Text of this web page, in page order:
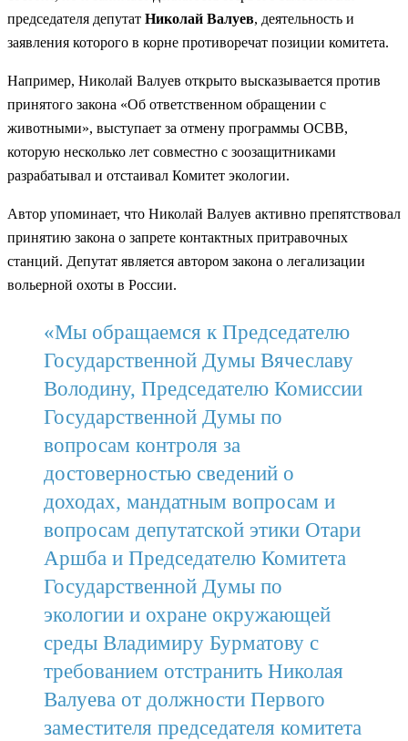
председателя депутат Николай Валуев, деятельность и
заявления которого в корне противоречат позиции комитета.
Например, Николай Валуев открыто высказывается против
принятого закона «Об ответственном обращении с
животными», выступает за отмену программы ОСВВ,
которую несколько лет совместно с зоозащитниками
разрабатывал и отстаивал Комитет экологии.
Автор упоминает, что Николай Валуев активно препятствовал
принятию закона о запрете контактных притравочных
станций. Депутат является автором закона о легализации
вольерной охоты в России.
«Мы обращаемся к Председателю
Государственной Думы Вячеславу
Володину, Председателю Комиссии
Государственной Думы по
вопросам контроля за
достоверностью сведений о
доходах, мандатным вопросам и
вопросам депутатской этики Отари
Аршба и Председателю Комитета
Государственной Думы по
экологии и охране окружающей
среды Владимиру Бурматову с
требованием отстранить Николая
Валуева от должности Первого
заместителя председателя комитета